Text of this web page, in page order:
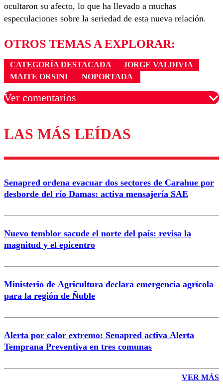
ocultaron su afecto, lo que ha llevado a muchas
especulaciones sobre la seriedad de esta nueva relación.
OTROS TEMAS A EXPLORAR:
CATEGORÍA DESTACADA
JORGE VALDIVIA
MAITE ORSINI
NOPORTADA
Ver comentarios
Los comentarios son moderados para garantizar un
diálogo respetuoso.
Nombre
Correo
LAS MÁS LEÍDAS
Senapred ordena evacuar dos sectores de Carahue por
desborde del río Damas: activa mensajería SAE
Nuevo temblor sacude el norte del país: revisa la
magnitud y el epicentro
Ministerio de Agricultura declara emergencia agrícola
para la región de Ñuble
Alerta por calor extremo: Senapred activa Alerta
Temprana Preventiva en tres comunas
VER MÁS